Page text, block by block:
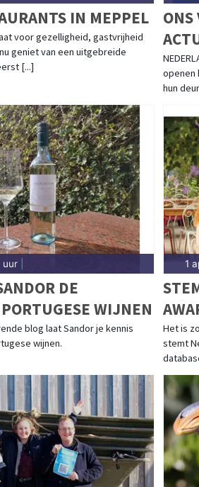
IN MEPPEL
voor gezelligheid, gastvrijheid
geniet van een uitgebreide
[...]
ONS
openen
hun
uur
DE
WIJNEN
blog laat Sandor je kennis
wijnen.
1
Het is
stemt